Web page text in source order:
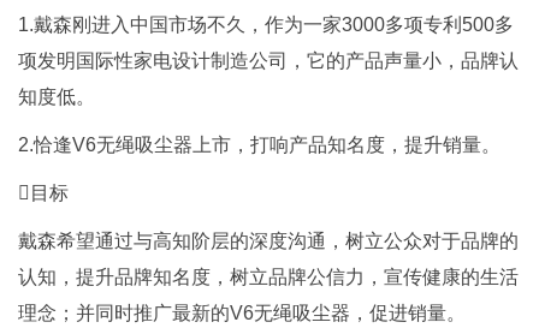
1.戴森刚进入中国市场不久，作为一家3000多项专利500多
项发明国际性家电设计制造公司，它的产品声量小，品牌认
知度低。
2.恰逢V6无绳吸尘器上市，打响产品知名度，提升销量。
目标
戴森希望通过与高知阶层的深度沟通，树立公众对于品牌的
认知，提升品牌知名度，树立品牌公信力，宣传健康的生活
理念；并同时推广最新的V6无绳吸尘器，促进销量。